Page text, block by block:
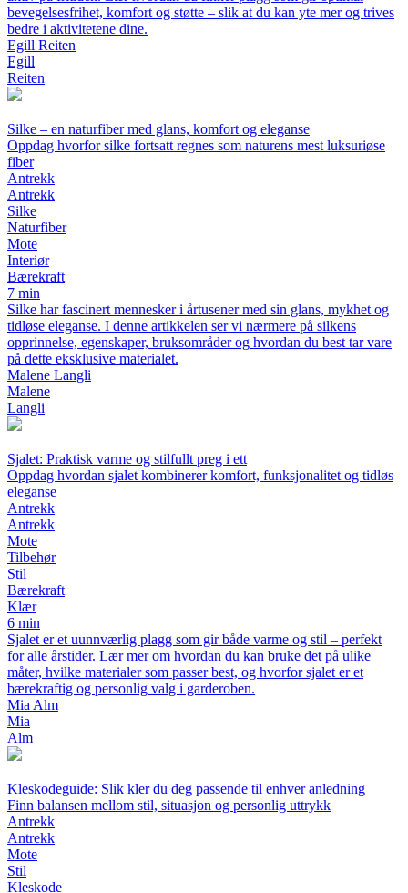
bevegelsesfrihet, komfort og støtte – slik at du kan yte mer og trives
bedre i aktivitetene dine.
Egill Reiten
Egill
Reiten
Silke – en naturfiber med glans, komfort og eleganse
Oppdag hvorfor silke fortsatt regnes som naturens mest luksuriøse
fiber
Antrekk
Antrekk
Silke
Naturfiber
Mote
Interiør
Bærekraft
7 min
Silke har fascinert mennesker i årtusener med sin glans, mykhet og
tidløse eleganse. I denne artikkelen ser vi nærmere på silkens
opprinnelse, egenskaper, bruksområder og hvordan du best tar vare
på dette eksklusive materialet.
Malene Langli
Malene
Langli
Sjalet: Praktisk varme og stilfullt preg i ett
Oppdag hvordan sjalet kombinerer komfort, funksjonalitet og tidløs
eleganse
Antrekk
Antrekk
Mote
Tilbehør
Stil
Bærekraft
Klær
6 min
Sjalet er et uunnværlig plagg som gir både varme og stil – perfekt
for alle årstider. Lær mer om hvordan du kan bruke det på ulike
måter, hvilke materialer som passer best, og hvorfor sjalet er et
bærekraftig og personlig valg i garderoben.
Mia Alm
Mia
Alm
Kleskodeguide: Slik kler du deg passende til enhver anledning
Finn balansen mellom stil, situasjon og personlig uttrykk
Antrekk
Antrekk
Mote
Stil
Kleskode